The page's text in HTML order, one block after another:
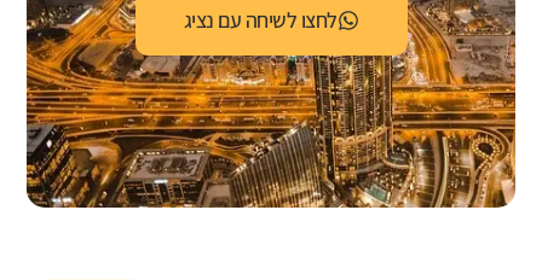
לחצו לשיחה עם נציג